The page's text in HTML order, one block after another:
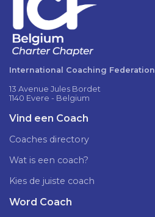
International Coaching Federation
13 Avenue Jules Bordet
1140 Evere - Belgium
Vind een Coach
Coaches directory
Wat is een coach?
Kies de juiste coach
Word Coach